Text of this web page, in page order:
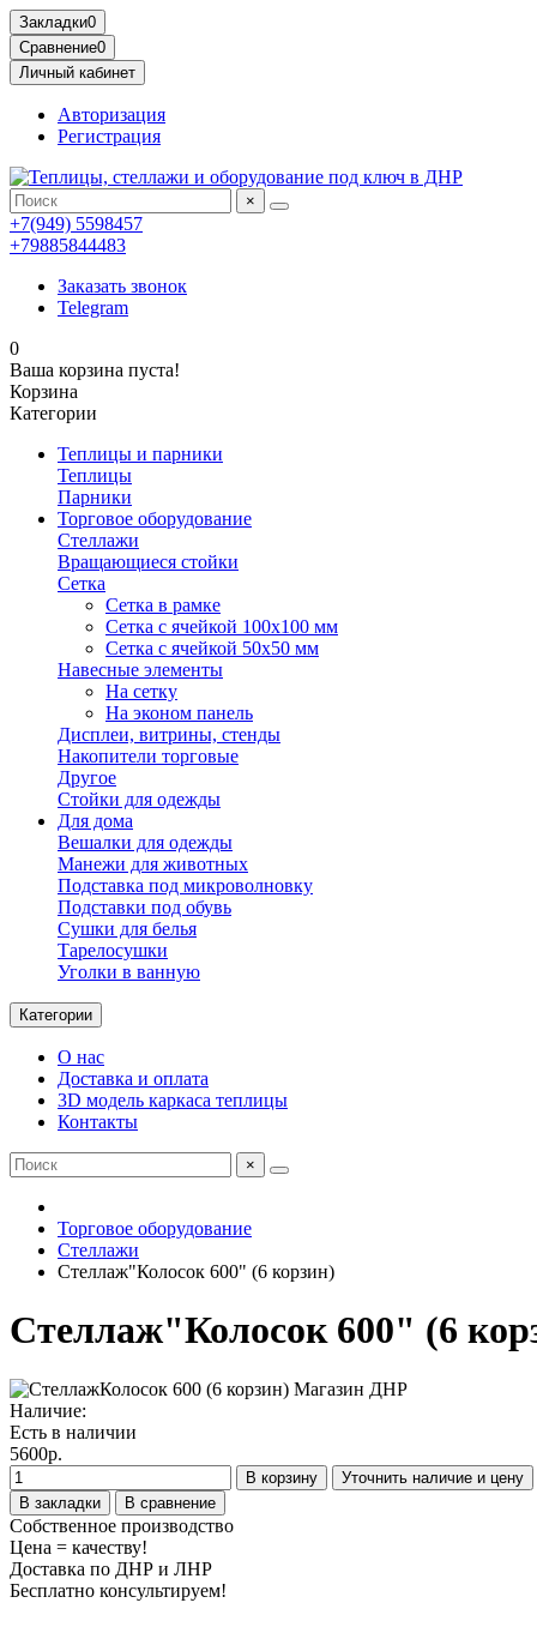
Закладки0
Сравнение0
Личный кабинет
Авторизация
Регистрация
×
+7(949) 5598457
+79885844483
Заказать звонок
Telegram
0
Ваша корзина пуста!
Корзина
Категории
Теплицы и парники
Теплицы
Парники
Торговое оборудование
Стеллажи
Вращающиеся стойки
Сетка
Сетка в рамке
Сетка с ячейкой 100х100 мм
Сетка с ячейкой 50х50 мм
Навесные элементы
На сетку
На эконом панель
Дисплеи, витрины, стенды
Накопители торговые
Другое
Стойки для одежды
Для дома
Вешалки для одежды
Манежи для животных
Подставка под микроволновку
Подставки под обувь
Сушки для белья
Тарелосушки
Уголки в ванную
Категории
О нас
Доставка и оплата
3D модель каркаса теплицы
Контакты
×
Торговое оборудование
Стеллажи
Стеллаж"Колосок 600" (6 корзин)
Стеллаж"Колосок 600" (6
Наличие:
Есть в наличии
5600р.
В корзину
Уточнить наличие и цену
В закладки
В сравнение
Собственное производство
Цена = качеству!
Доставка по ДНР и ЛНР
Бесплатно консультируем!